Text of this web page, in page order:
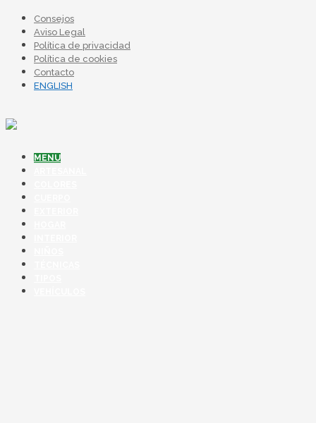
Consejos
Aviso Legal
Política de privacidad
Política de cookies
Contacto
ENGLISH
MENU